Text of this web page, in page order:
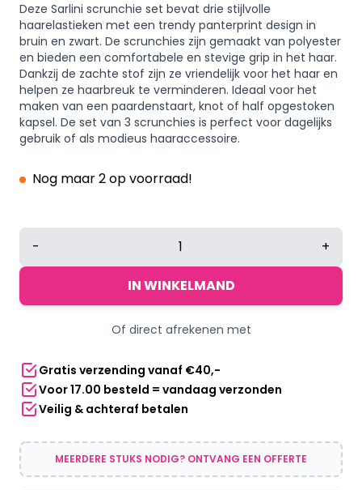
Deze Sarlini scrunchie set bevat drie stijlvolle
haarelastieken met een trendy panterprint design in
bruin en zwart. De scrunchies zijn gemaakt van polyester
en bieden een comfortabele en stevige grip in het haar.
Dankzij de zachte stof zijn ze vriendelijk voor het haar en
helpen ze haarbreuk te verminderen. Ideaal voor het
maken van een paardenstaart, knot of half opgestoken
kapsel. De set van 3 scrunchies is perfect voor dagelijks
gebruik of als modieus haaraccessoire.
Nog maar 2 op voorraad!
Sarlini
panterprint
-
3
Stuks
- +
IN WINKELMAND
Of direct afrekenen met
Gratis verzending vanaf €40,-
Voor 17.00 besteld = vandaag verzonden
Veilig & achteraf betalen
MEERDERE STUKS NODIG? ONTVANG EEN OFFERTE